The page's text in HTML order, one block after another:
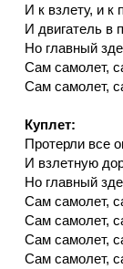
И к взлету, и к
И двигатель в
Но главный
Сам самолет,
Сам самолет,
Куплет:
Протерли все
И взлетную
Но главный
Сам самолет,
Сам самолет,
Сам самолет,
Сам самолет,